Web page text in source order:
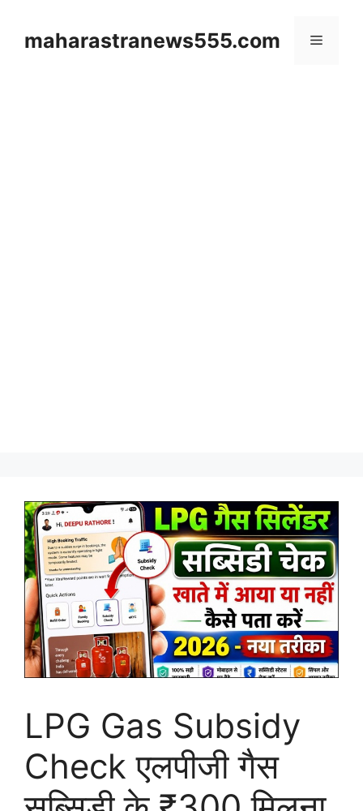
contentmaharastranews555.com Menu
LPG Gas Subsidy
Check एलपीजी गैस